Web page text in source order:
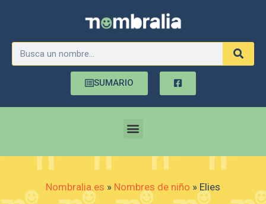
SUMARIO
Nombralia.es » Nombres de niño » Elies